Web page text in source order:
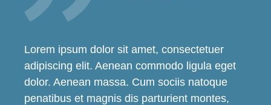
Lorem ipsum dolor sit amet, consectetuer
adipiscing elit. Aenean commodo ligula eget
dolor. Aenean massa. Cum sociis natoque
penatibus et magnis dis parturient montes,